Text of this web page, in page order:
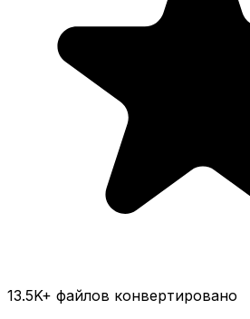
13.5K+ файлов конвертировано